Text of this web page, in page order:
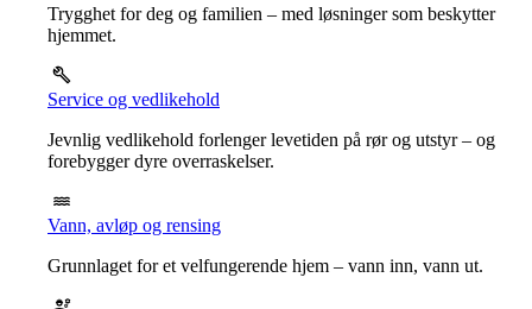
Trygghet for deg og familien – med løsninger som beskytter
hjemmet.
Service og vedlikehold
Jevnlig vedlikehold forlenger levetiden på rør og utstyr – og
forebygger dyre overraskelser.
Vann, avløp og rensing
Grunnlaget for et velfungerende hjem – vann inn, vann ut.